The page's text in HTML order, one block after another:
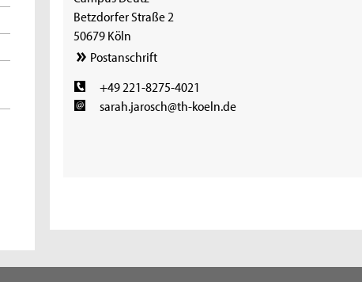
Betzdorfer Straße 2
50679 Köln
Postanschrift
+49 221-8275-4021
sarah.jarosch@th-koeln.de